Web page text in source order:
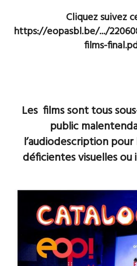
Cliquez suivez
https://eopasbl.be/.../
films-
Les films sont tous
public
l’audiodescription
déficientes visuelles